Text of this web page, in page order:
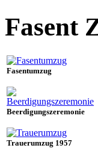
Fasent
Fasentumzug
Beerdigungszeremonie
Trauerumzug 1957